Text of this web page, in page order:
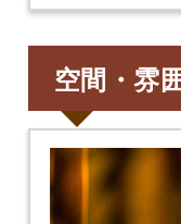
空間・雰